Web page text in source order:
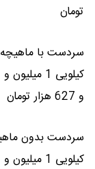
تومان
سردست با
و 627 هزار تومان
سردست بدون